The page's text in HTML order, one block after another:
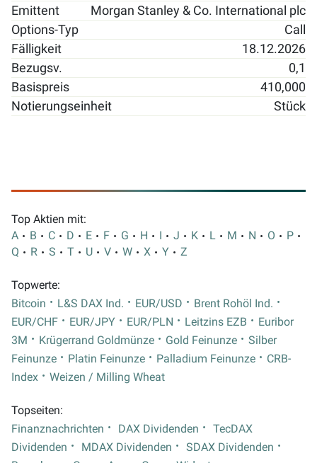
Emittent
Morgan Stanley & Co. International plc
Options-Typ
Call
Fälligkeit
18.12.2026
Bezugsv.
0,1
Basispreis
410,000
Notierungseinheit
Stück
Top Aktien mit:
A
B C D E F G H I J K L M N O
P
Q
R S T U V W X Y Z
Topwerte:
Bitcoin
L&S DAX Ind. EUR/USD
Brent Rohöl Ind.
EUR/CHF
EUR/JPY EUR/PLN Leitzins EZB
Euribor
3M
Krügerrand Goldmünze Gold Feinunze
Silber
Feinunze
Platin Feinunze Palladium Feinunze
CRB-
Index
Weizen / Milling Wheat
Topseiten:
Finanznachrichten
DAX Dividenden
TecDAX
Dividenden
MDAX Dividenden
SDAX Dividenden